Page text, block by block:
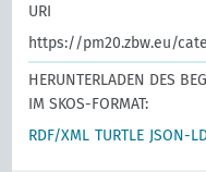
URI
https://pm20.zbw.eu/
HERUNTERLADEN DES
IM SKOS-FORMAT:
RDF/XML TURTLE JSON-